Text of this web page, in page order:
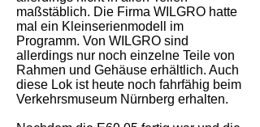
maßstäblich. Die Firma WILGRO hatte
mal ein Kleinserienmodell im
Programm. Von WILGRO sind
allerdings nur noch einzelne Teile von
Rahmen und Gehäuse erhältlich. Auch
diese Lok ist heute noch fahrfähig beim
Verkehrsmuseum Nürnberg erhalten.